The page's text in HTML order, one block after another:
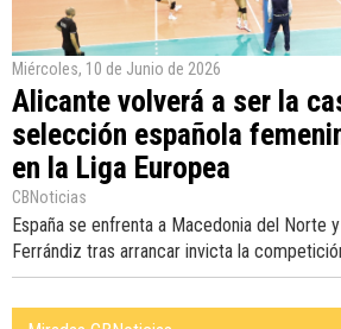
Miércoles, 10 de Junio de 2026
Alicante volverá a ser la
selección española
en la Liga Europea
CBNoticias
España se enfrenta a Macedonia del Norte
Ferrándiz tras arrancar invicta la